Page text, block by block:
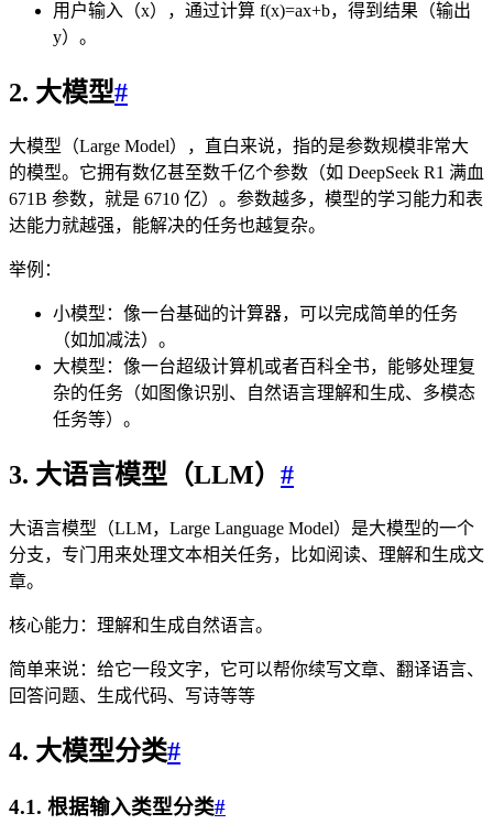
用户输入（x），通过计算 f(x)=ax+b，得到结果（输出
y）。
2. 大模型#
大模型（Large Model），直白来说，指的是参数规模非常大
的模型。它拥有数亿甚至数千亿个参数（如 DeepSeek R1 满血
671B 参数，就是 6710 亿）。参数越多，模型的学习能力和表
达能力就越强，能解决的任务也越复杂。
举例：
小模型：像一台基础的计算器，可以完成简单的任务
（如加减法）。
大模型：像一台超级计算机或者百科全书，能够处理复
杂的任务（如图像识别、自然语言理解和生成、多模态
任务等）。
3. 大语言模型（LLM） #
大语言模型（LLM，Large Language Model）是大模型的一个
分支，专门用来处理文本相关任务，比如阅读、理解和生成文
章。
核心能力：理解和生成自然语言。
简单来说：给它一段文字，它可以帮你续写文章、翻译语言、
回答问题、生成代码、写诗等等
4. 大模型分类#
4.1. 根据输入类型分类#